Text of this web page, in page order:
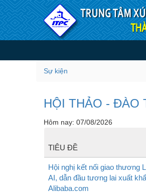
Truy cập nội dung luôn
Sự kiện
Sự kiện
HỘI THẢO - ĐÀO
Hôm nay: 07/08/2026
TIÊU ĐỀ
Hội nghị kết nối giao thương
AI, dẫn đầu tương lai xuất
Alibaba.com